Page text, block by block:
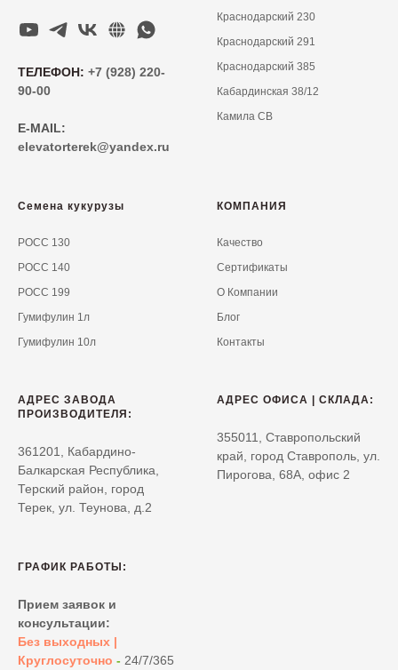
ТЕЛЕФОН: +7 (928) 220-
90-00
E-MAIL:
elevatorterek@yandex.ru
Краснодарский 230
Краснодарский 291
Краснодарский 385
Кабардинская 38/12
Камила СВ
Семена кукурузы
РОСС 130
РОСС 140
РОСС 199
Гумифулин 1л
Гумифулин 10л
КОМПАНИЯ
Качество
Сертификаты
О Компании
Блог
Контакты
АДРЕС ЗАВОДА
ПРОИЗВОДИТЕЛЯ:
361201, Кабардино-
Балкарская Республика,
Терский район, город
Терек, ул. Теунова, д.2
АДРЕС ОФИСА | СКЛАДА:
355011, Ставропольский
край, город Ставрополь, ул.
Пирогова, 68А, офис 2
ГРАФИК РАБОТЫ:
Прием заявок и
консультации:
Без выходных |
Круглосуточно - 24/7/365